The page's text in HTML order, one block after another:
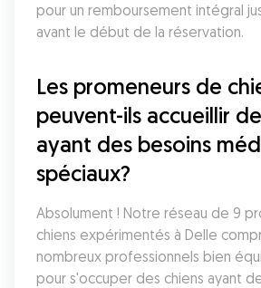
pour un remboursement intégral
avant le début de la réservation.
Les promeneurs de
peuvent-ils accueillir
ayant des besoins
spéciaux?
Absolument ! Notre réseau de 9
chiens expérimentés à Delle
nombreux professionnels bien
pour s'occuper des chiens ayant